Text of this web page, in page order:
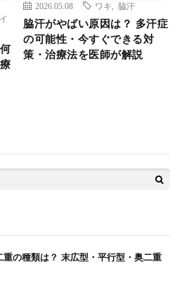
2026.05.08 ワキ 脇汗
脇汗がやばい原因は？ 多汗症
の可能性・今すぐできる対
策・治療法を医師が解説
重の種類は？ 末広型・平行型・奥二重